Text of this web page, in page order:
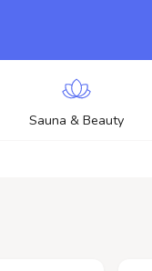
Sauna & Beauty